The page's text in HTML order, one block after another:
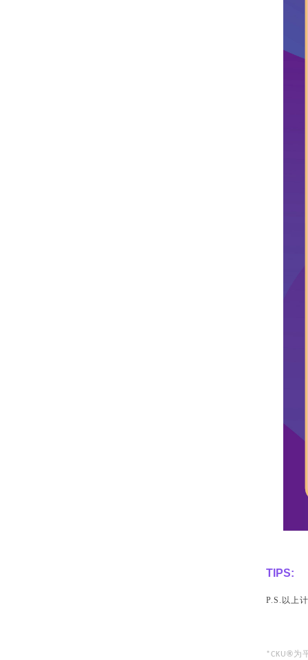
TIPS:
P.S.以上
*CKU®为